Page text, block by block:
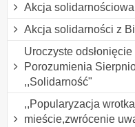
Akcja solidarnościowa
Akcja solidarności z
Uroczyste
Porozumienia
,,Solidarność"
,,Popularyzacja
mieście,zwrócenie